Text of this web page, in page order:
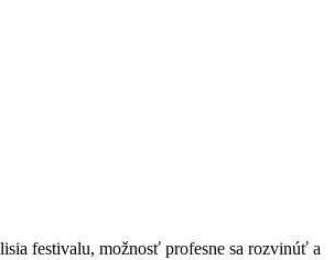
festivalu, možnosť profesne sa rozvinúť a